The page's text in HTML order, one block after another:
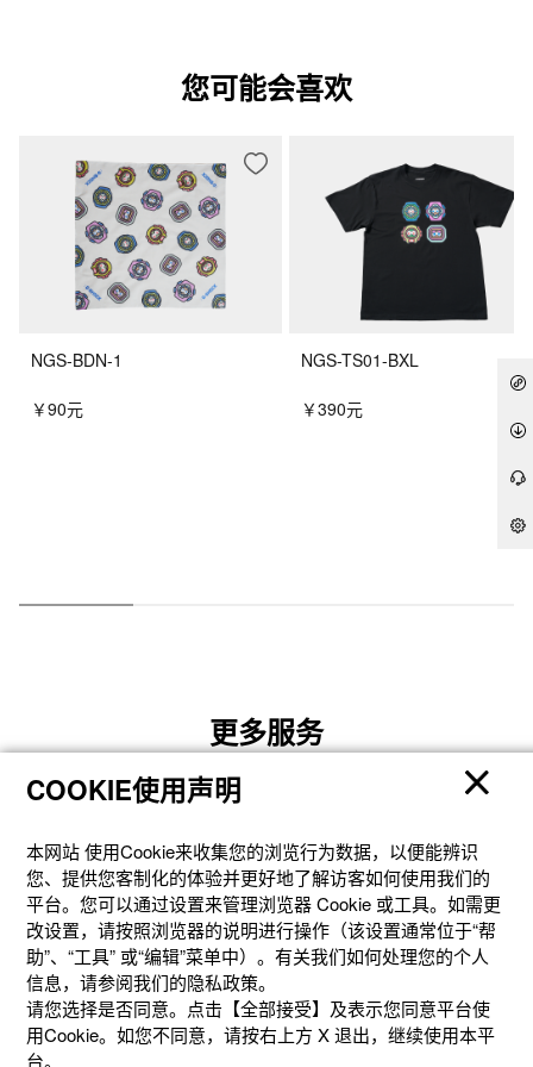
您可能会喜欢
NGS-BDN-1
￥90元
NGS-TS01-BXL
￥390元
更多服务
COOKIE使用声明
本网站 使⽤Cookie来收集您的浏览⾏为数据，以便能辨识
您、提供您客制化的体验并更好地了解访客如何使⽤我们的
平台。您可以通过设置来管理浏览器 Cookie 或⼯具。如需更
改设置，请按照浏览器的说明进⾏操作（该设置通常位于“帮
助”、“⼯具” 或“编辑”菜单中）。有关我们如何处理您的个⼈
信息，请参阅我们的隐私政策。
请您选择是否同意。点击【全部接受】及表示您同意平台使
用Cookie。如您不同意，请按右上⽅ X 退出，继续使⽤本平
台。